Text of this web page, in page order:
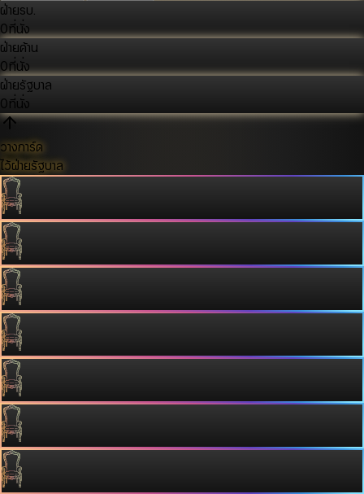
ฝ่ายรบ.
0ที่นั่ง
ฝ่ายค้าน
0ที่นั่ง
ฝ่ายรัฐบาล
0ที่นั่ง
วางการ์ด
ไว้ฝ่ายรัฐบาล